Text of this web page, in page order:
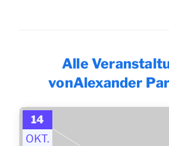
Alle
vonAlexander
14
OKT.